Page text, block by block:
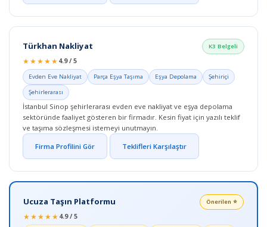
Türkhan Nakliyat K3 Belgeli
★★★★★ 4.9 / 5
Evden Eve Nakliyat Parça Eşya Taşıma Eşya Depolama
Şehiriçi
Şehirlerarası
İstanbul Sinop şehirlerarası evden eve nakliyat ve eşya depolama
sektöründe faaliyet gösteren bir firmadır. Kesin fiyat için yazılı teklif
ve taşıma sözleşmesi istemeyi unutmayın.
Firma Profilini Gör Teklifleri Karşılaştır
Ucuza Taşın Platformu Önerilen ⭐
★★★★★ 4.9 / 5